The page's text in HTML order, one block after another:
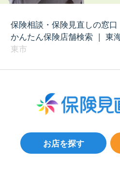
保険相談・保険見直しの窓口
かんたん保険店舗検索 | 東
東市
お店を探す